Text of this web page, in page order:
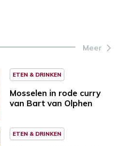
Meer
ETEN & DRINKEN
Mosselen in rode curry
van Bart van Olphen
ETEN & DRINKEN